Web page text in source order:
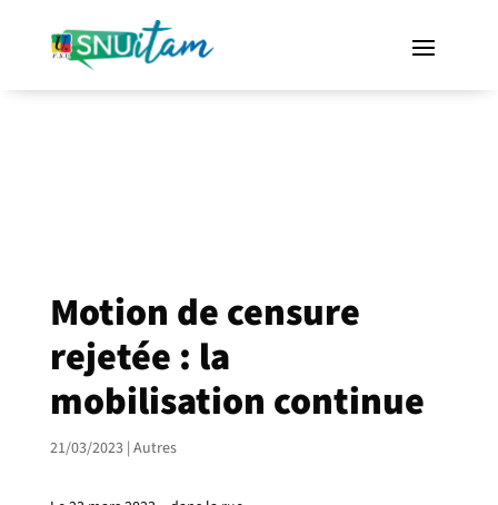
Motion de censure
rejetée : la
mobilisation continue
21/03/2023| Autres